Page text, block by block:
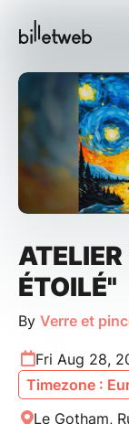
ÉTOILÉ"
By Verre et
Fri Aug 28,
Timezone :
Le Gotham,